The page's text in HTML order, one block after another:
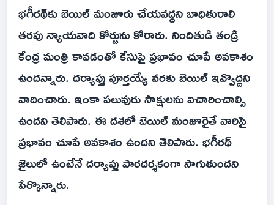
భగీరథ్‌కు బెయిల్ మంజూరు చేయవద్దని బాధితురాలి
తరపు న్యాయవాది కోర్టును కోరారు. నిందితుడి తండ్రి
కేంద్ర మంత్రి కావడంతో కేసుపై ప్రభావం చూపే అవకాశం
ఉందన్నారు. దర్యాప్తు పూర్తయ్యే వరకు బెయిల్ ఇవ్వొద్దని
వాదించారు. ఇంకా పలువురు సాక్షులను విచారించాల్సి
ఉందని తెలిపారు. ఈ దశలో బెయిల్ మంజూరైతే వారిపై
ప్రభావం చూపే అవకాశం ఉందని తెలిపారు. భగీరథ్
జైలులో ఉంటేనే దర్యాప్తు పారదర్శకంగా సాగుతుందని
పేర్కొన్నారు.